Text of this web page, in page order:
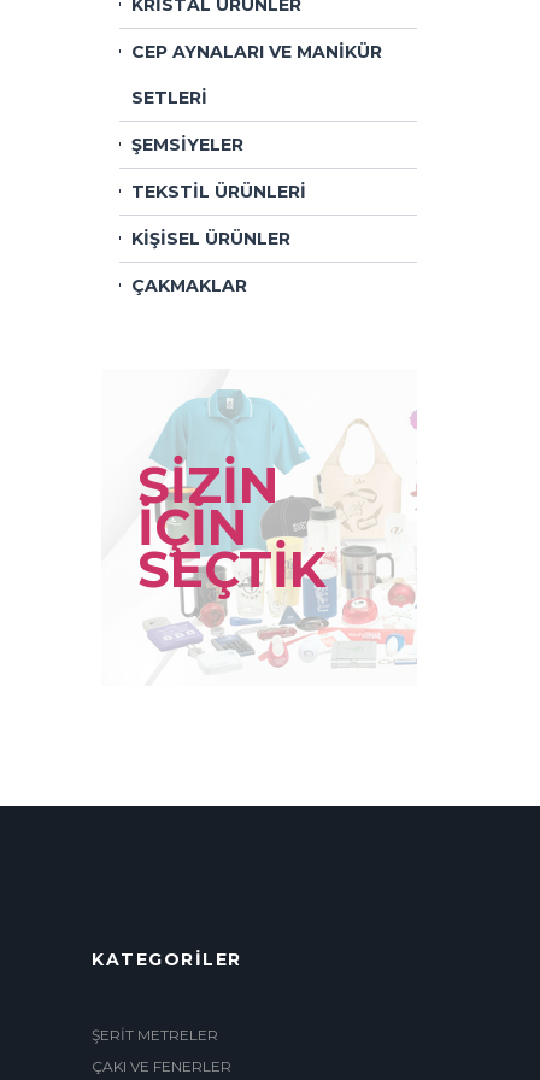
KRİSTAL ÜRÜNLER
CEP AYNALARI VE MANİKÜR
SETLERİ
ŞEMSİYELER
TEKSTİL ÜRÜNLERİ
KİŞİSEL ÜRÜNLER
ÇAKMAKLAR
SİZİN
İÇİN
SEÇTİK
KATEGORİLER
ŞERİT METRELER
ÇAKI VE FENERLER